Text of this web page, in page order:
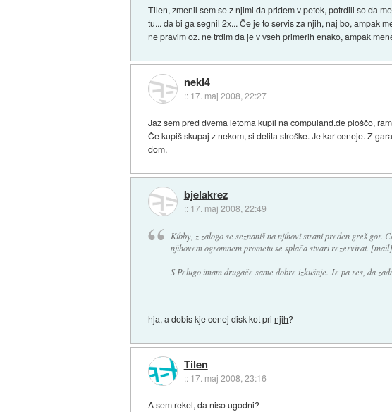
Tilen, zmenil sem se z njimi da pridem v petek, potrdili so da
tu... da bi ga segnil 2x... Če je to servis za njih, naj bo, ampak
ne pravim oz. ne trdim da je v vseh primerih enako, ampak
neki4
:: 17. maj 2008, 22:27
Jaz sem pred dvema letoma kupil na compuland.de ploščo,
Če kupiš skupaj z nekom, si delita stroške. Je kar ceneje. Z
dom.
bjelakrez
:: 17. maj 2008, 22:49
Kibby, z zalogo se seznaniš na njihovi strani preden greš gor.
njihovem ogromnem prometu se splača stvari rezervirat. [mail]
S Pelugo imam drugače same dobre izkušnje. Je pa res, da
hja, a dobis kje cenej disk kot prinjih?
Tilen
:: 17. maj 2008, 23:16
A sem rekel, da niso ugodni?